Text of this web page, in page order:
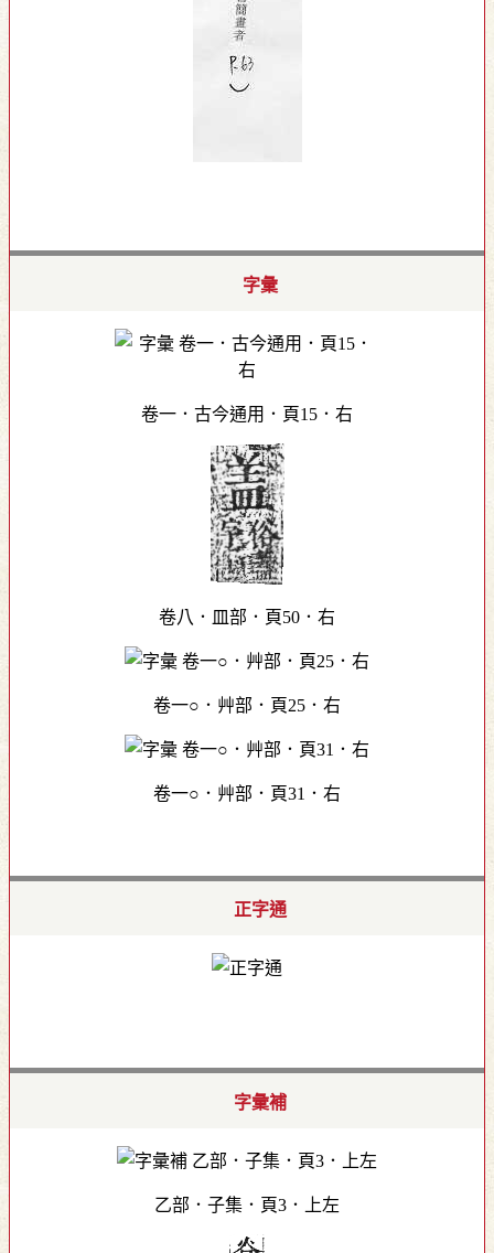
字彙
卷一．古今通用．頁15．右
卷八．皿部．頁50．右
卷一○．艸部．頁25．右
卷一○．艸部．頁31．右
正字通
字彙補
乙部．子集．頁3．上左